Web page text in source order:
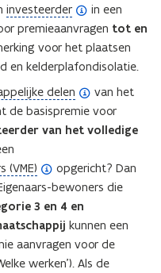
investeerder
(
o
p
e
d
n
i
t
i
e
in een
premieaanvragen tot en
voor het plaatsen
en kelderplafondisolatie.
delen
van het
de basispremie voor
van het volledige
(VME)
opgericht? Dan
bewoners die
3 en 4 en
kunnen een
aanvragen voor de
werken’). Als de